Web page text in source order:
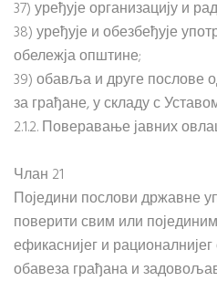
37) уређује организацију и
38) уређује и обезбеђује
обележја општине;
39) обавља и друге послове
за грађане, у складу с
2.1.2. Поверавање јавних
Члан 21
Поједини послови државне
поверити свим или
ефикаснијег и
обавеза грађана и